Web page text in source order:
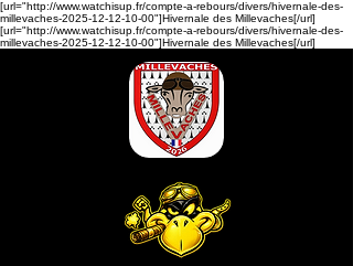
[url="http://www.watchisup.fr/compte-a-rebours/divers/hivernale-des-
millevaches-2025-12-12-10-00"]Hivernale des Millevaches[/url]
[url="http://www.watchisup.fr/compte-a-rebours/divers/hivernale-des-
millevaches-2025-12-12-10-00"]Hivernale des Millevaches[/url]